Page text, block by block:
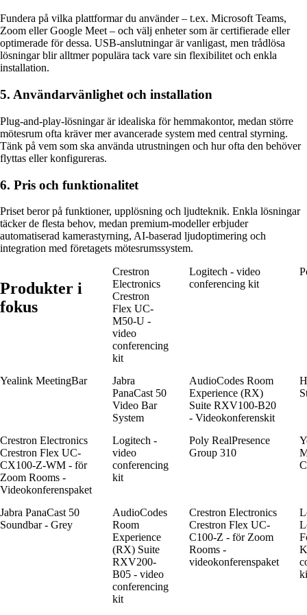
Fundera på vilka plattformar du använder – t.ex. Microsoft Teams,
Zoom eller Google Meet – och välj enheter som är certifierade eller
optimerade för dessa. USB-anslutningar är vanligast, men trådlösa
lösningar blir alltmer populära tack vare sin flexibilitet och enkla
installation.
5. Användarvänlighet och installation
Plug-and-play-lösningar är idealiska för hemmakontor, medan större
mötesrum ofta kräver mer avancerade system med central styrning.
Tänk på vem som ska använda utrustningen och hur ofta den behöver
flyttas eller konfigureras.
6. Pris och funktionalitet
Priset beror på funktioner, upplösning och ljudteknik. Enkla lösningar
täcker de flesta behov, medan premium-modeller erbjuder
automatiserad kamerastyrning, AI-baserad ljudoptimering och
integration med företagets mötesrumssystem.
Produkter i
fokus
Crestron
Electronics
Crestron
Flex UC-
M50-U -
video
conferencing
kit
Logitech - video
conferencing kit
Yealink MeetingBar
Jabra
PanaCast 50
Video Bar
System
AudioCodes Room
Experience (RX)
Suite RXV100-B20
- Videokonferenskit
Crestron Electronics
Crestron Flex UC-
CX100-Z-WM - för
Zoom Rooms -
Videokonferenspaket
Logitech -
video
conferencing
kit
Poly RealPresence
Group 310
Jabra PanaCast 50
Soundbar - Grey
AudioCodes
Room
Experience
(RX) Suite
RXV200-
B05 - video
conferencing
kit
Crestron Electronics
Crestron Flex UC-
C100-Z - för Zoom
Rooms -
videokonferenspaket